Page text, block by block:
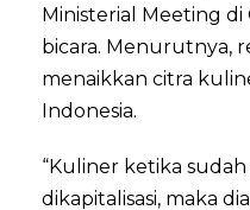
Ministerial Meeting
bicara. Menurutnya,
menaikkan citra
Indonesia.
“Kuliner ketika
dikapitalisasi, maka